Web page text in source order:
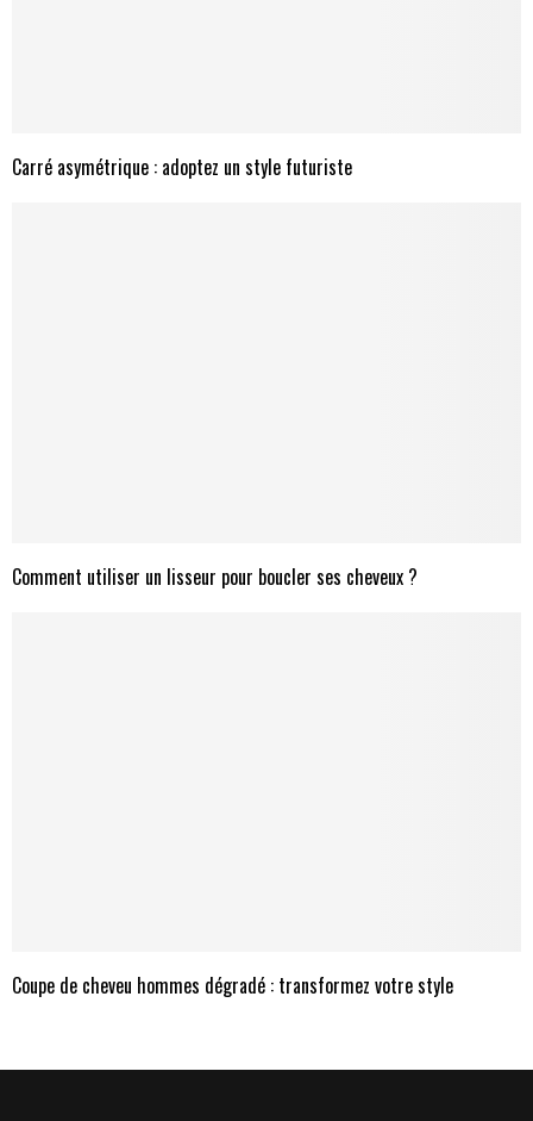
Carré asymétrique : adoptez un style futuriste
Comment utiliser un lisseur pour boucler ses cheveux ?
Coupe de cheveu hommes dégradé : transformez votre style